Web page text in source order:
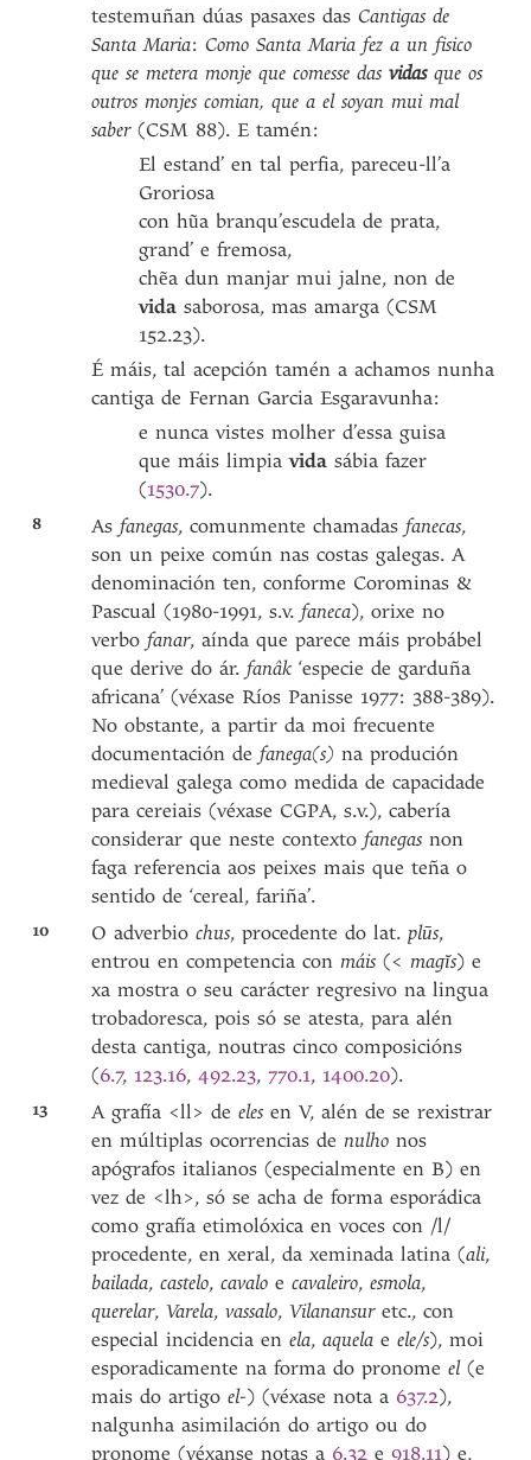
testemuñan dúas pasaxes dasCantigas de
Santa Maria: Como Santa Maria fez a un fisico
que se metera monje que comesse dasvidasque os
outros monjes comian, que a el soyan mui mal
saber(CSM 88). E tamén:
El estand’ en tal perfia, pareceu-ll’a
Groriosa
con hũa branqu’escudela de prata,
grand’ e fremosa,
chẽa dun manjar mui jalne, non de
vidasaborosa, mas amarga (CSM
152.23).
É máis, tal acepción tamén a achamos nunha
cantiga de Fernan Garcia Esgaravunha:
e nunca vistes molher d’essa guisa
que máis limpiavidasábia fazer
(1530.7).
8 Asfanegas, comunmente chamadasfanecas,
son un peixe común nas costas galegas. A
denominación ten, conforme Corominas &
Pascual (1980-1991, s.v.faneca), orixe no
verbofanar, aínda que parece máis probábel
que derive do ár.fanâk ‘especie de garduña
africana’ (véxase Ríos Panisse 1977: 388-389).
No obstante, a partir da moi frecuente
documentación defanega(s)na produción
medieval galega como medida de capacidade
para cereiais (véxase CGPA, s.v.), cabería
considerar que neste contextofanegas non
faga referencia aos peixes mais que teña o
sentido de ‘cereal, fariña’.
10 O adverbiochus, procedente do lat.plūs,
entrou en competencia conmáis(<magĭs) e
xa mostra o seu carácter regresivo na lingua
trobadoresca, pois só se atesta, para alén
desta cantiga, noutras cinco composicións
(6.7, 123.16,492.23,770.1, 1400.20).
13 A grafía <ll> deeles en V, alén de se rexistrar
en múltiplas ocorrencias denulho nos
apógrafos italianos (especialmente en B) en
vez de <lh>, só se acha de forma esporádica
como grafía etimolóxica en voces con /l/
procedente, en xeral, da xeminada latina (ali,
bailada,castelo,cavalo ecavaleiro,esmola,
querelar,Varela,vassalo,Vilanansuretc., con
especial incidencia enela,aquela eele/s), moi
esporadicamente na forma do pronomeel(e
mais do artigoel-) (véxase nota a 637.2),
nalgunha asimilación do artigo ou do
pronome (véxanse notas a 6.32 e918.11) e,